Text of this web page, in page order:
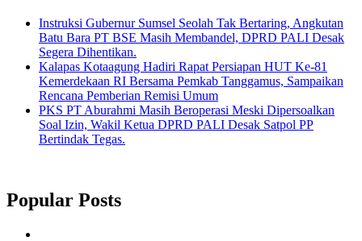
Instruksi Gubernur Sumsel Seolah Tak Bertaring, Angkutan
Batu Bara PT BSE Masih Membandel, DPRD PALI Desak
Segera Dihentikan.
Kalapas Kotaagung Hadiri Rapat Persiapan HUT Ke-81
Kemerdekaan RI Bersama Pemkab Tanggamus, Sampaikan
Rencana Pemberian Remisi Umum
PKS PT Aburahmi Masih Beroperasi Meski Dipersoalkan
Soal Izin, Wakil Ketua DPRD PALI Desak Satpol PP
Bertindak Tegas.
Popular Posts